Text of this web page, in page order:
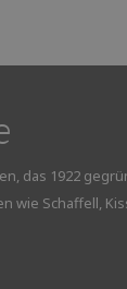
das 1922
wie Schaffell,